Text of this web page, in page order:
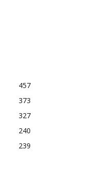
457
373
327
240
239